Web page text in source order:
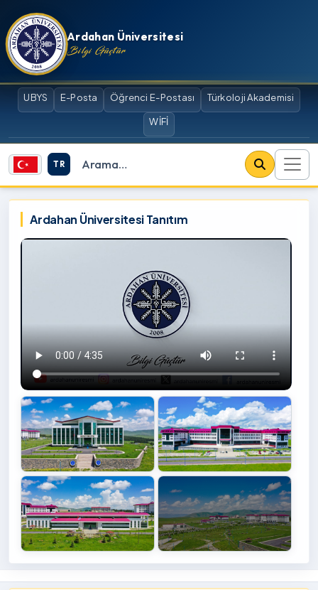
İçeriğe atla
Ardahan Üniversitesi
Bilgi Güçtür
UBYS E-Posta Öğrenci E-Postası Türkoloji Akademisi
WİFİ
TR
Site içi arama
Ardahan Üniversitesi
Ardahan Üniversitesi Tanıtım
İçin